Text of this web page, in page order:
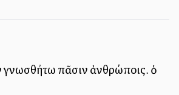
γνωσθήτω πᾶσιν ἀνθρώποις. ὁ